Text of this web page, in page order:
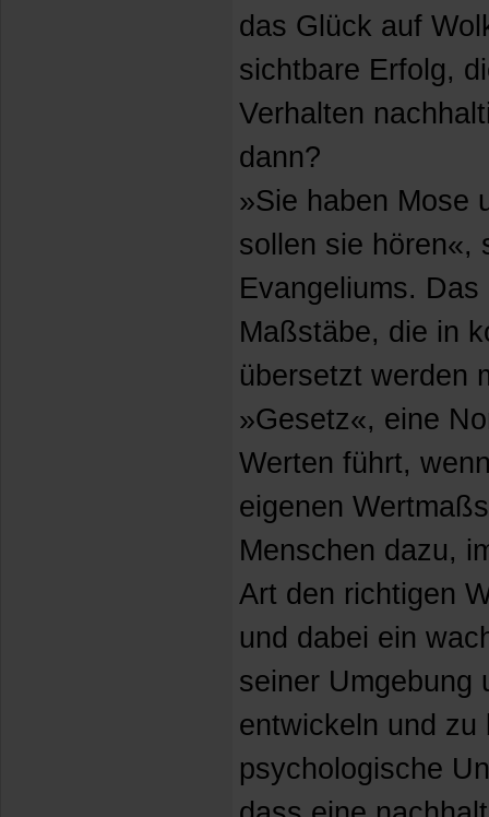
das Glück auf
sichtbare Erfolg,
Verhalten
dann?
»Sie haben Mose
sollen sie hören«,
Evangeliums.
Maßstäbe, die in
übersetzt werden
»Gesetz«, eine
Werten führt,
eigenen
Menschen dazu,
Art den richtigen
und dabei ein
seiner Umgebung
entwickeln und zu
psychologische